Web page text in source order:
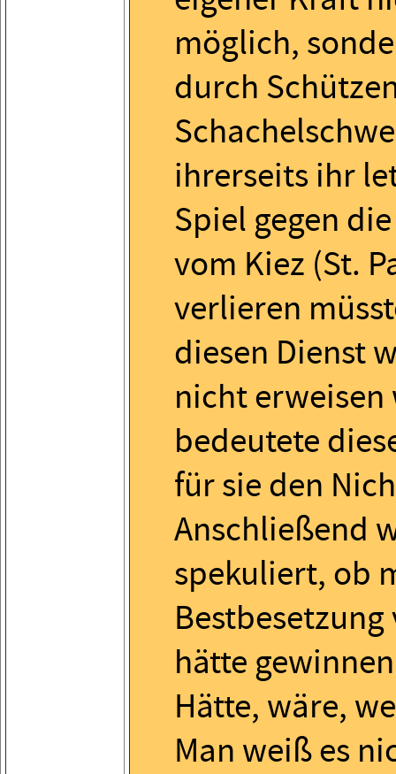
möglich,
durch
ihrerseits ihr
Spiel gegen
vom Kiez (St.
verlieren
diesen Dienst
nicht erweisen
bedeutete
für sie den
Anschließend
spekuliert, ob
hätte
Hätte, wäre,
Man weiß es